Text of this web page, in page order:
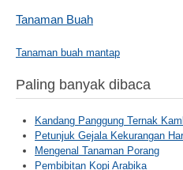
Tanaman Buah
Tanaman buah mantap
Paling banyak dibaca
Kandang Panggung Ternak
Petunjuk Gejala Kekurangan
Mengenal Tanaman Porang
Pembibitan Kopi Arabika